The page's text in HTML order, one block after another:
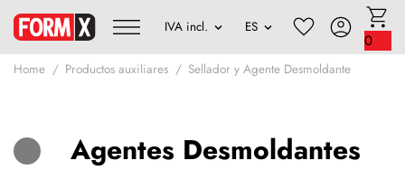
0
Home Productos auxiliares Sellador y Agente Desmoldante
Agentes Desmoldantes